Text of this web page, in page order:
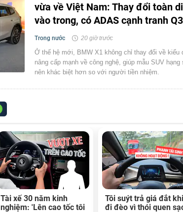
vừa về Việt Nam: Thay đổi toàn
vào trong, có ADAS cạnh tranh Q3
Trong nước 20 giờ trước
Ở thế hệ mới, BMW X1 không chỉ thay đổi về kiểu
nâng cấp mạnh về công nghệ, giúp mẫu SUV
nên khác biệt hơn so với người tiền nhiệm.
Tài xế 30 năm kinh
nghiệm: 'Lên cao tốc tôi
Tôi suýt trả giá đắt khi
đi đèo vì thói quen